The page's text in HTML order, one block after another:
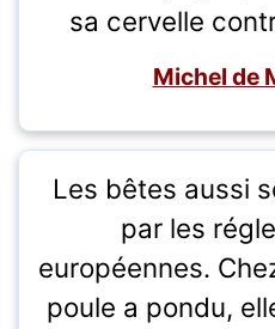
sa cervelle
Michel de
Les bêtes aussi
par les
européennes.
poule a pondu,